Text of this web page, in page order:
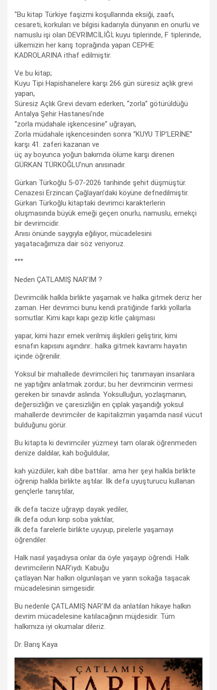
"Bu kitap Türkiye faşizmi koşullarında eksiği, zaafı,
cesareti, korkuları ve bilgisi kadarıyla dünyanın en onurlu ve
namuslu işi olan DEVRİMCİLİĞİ; kuyu tiplerinde, F tiplerinde,
ülkemizin her karış toprağında yapan CEPHE
KADROLARINA ithaf edilmiştir.
Ve bu kitap;
Kuyu Tipi Hapishanelere karşı 266 gün süresiz açlık grevi
yapan,
Süresiz Açlık Grevi devam ederken, “zorla” götürüldüğü
Antalya Şehir Hastanesi’nde
“zorla müdahale işkencesine” uğrayan,
Zorla müdahale işkencesinden sonra “KUYU TİP’LERİNE”
karşı 41. zaferi kazanan ve
üç ay boyunca yoğun bakımda ölüme karşı direnen
GÜRKAN TÜRKOĞLU’nun anısınadır.
Gürkan Türkoğlu 5-07-2026 tarihinde şehit düşmüştür.
Cenazesi Erzincan Çağlayan’daki köyüne defnedilmiştir.
Gürkan Türkoğlu kitaptaki devrimci karakterlerin
oluşmasında büyük emeği geçen onurlu, namuslu, emekçi
bir devrimcidir.
Anısı önünde saygıyla eğiliyor, mücadelesini
yaşatacağımıza dair söz veriyoruz.
°°°
Neden ÇATLAMIŞ NAR’IM ?
Devrimcilik halkla birlikte yaşamak ve halka gitmek deriz her
zaman. Her devrimci bunu kendi pratiğinde farklı yollarla
somutlar. Kimi kapı kapı gezip kitle çalışması
yapar, kimi hazır emek verilmiş ilişkileri geliştirir, kimi
esnafın kapısını aşındırır.. halka gitmek kavramı hayatın
içinde öğrenilir.
Yoksul bir mahallede devrimcileri hiç tanımayan insanlara
ne yaptığını anlatmak zordur; bu her devrimcinin vermesi
gereken bir sınavdır aslında. Yoksulluğun, yozlaşmanın,
değersizliğin ve çaresizliğin en çıplak yaşandığı yoksul
mahallerde devrimciler de kapitalizmin yaşamda nasıl vücut
bulduğunu görür.
Bu kitapta ki devrimciler yüzmeyi tam olarak öğrenmeden
denize daldılar, kah boğuldular,
kah yüzdüler, kah dibe battılar.. ama her şeyi halkla birlikte
öğrenip halkla birlikte aştılar. İlk defa uyuşturucu kullanan
gençlerle tanıştılar,
ilk defa tacize uğrayıp dayak yediler,
ilk defa odun kırıp soba yaktılar,
ilk defa farelerle birlikte uyuyup, pirelerle yaşamayı
öğrendiler.
Halk nasıl yaşadıysa onlar da öyle yaşayıp öğrendi. Halk
devrimcilerin NAR’ıydı. Kabuğu
çatlayan Nar halkın olgunlaşan ve yarın sokağa taşacak
mücadelesinin simgesidir.
Bu nedenle ÇATLAMIŞ NAR’IM da anlatılan hikaye halkın
devrim mücadelesine katılacağının müjdesidir. Tüm
halkımıza iyi okumalar dileriz.
Dr. Barış Kaya